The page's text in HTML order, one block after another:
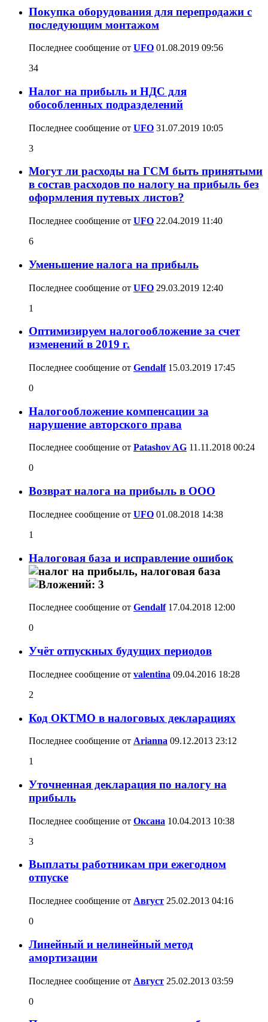
Покупка оборудования для перепродажи с
последующим монтажом
Последнее сообщение от UFO 01.08.2019 09:56
34
Налог на прибыль и НДС для
обособленных подразделений
Последнее сообщение от UFO 31.07.2019 10:05
3
Могут ли расходы на ГСМ быть принятыми
в состав расходов по налогу на прибыль без
оформления путевых листов?
Последнее сообщение от UFO 22.04.2019 11:40
6
Уменьшение налога на прибыль
Последнее сообщение от UFO 29.03.2019 12:40
1
Оптимизируем налогообложение за счет
изменений в 2019 г.
Последнее сообщение от Gendalf15.03.2019 17:45
0
Налогообложение компенсации за
нарушение авторского права
Последнее сообщение от Patashov AG 11.11.2018 00:24
0
Возврат налога на прибыль в ООО
Последнее сообщение от UFO 01.08.2018 14:38
1
Налоговая база и исправление ошибок
Последнее сообщение от Gendalf17.04.2018 12:00
0
Учёт отпускных будущих периодов
Последнее сообщение от valentina 09.04.2016 18:28
2
Код ОКТМО в налоговых декларациях
Последнее сообщение от Arianna 09.12.2013 23:12
1
Уточненная декларация по налогу на
прибыль
Последнее сообщение от Оксана 10.04.2013 10:38
3
Выплаты работникам при ежегодном
отпуске
Последнее сообщение от Август 25.02.2013 04:16
0
Линейный и нелинейный метод
амортизации
Последнее сообщение от Август 25.02.2013 03:59
0